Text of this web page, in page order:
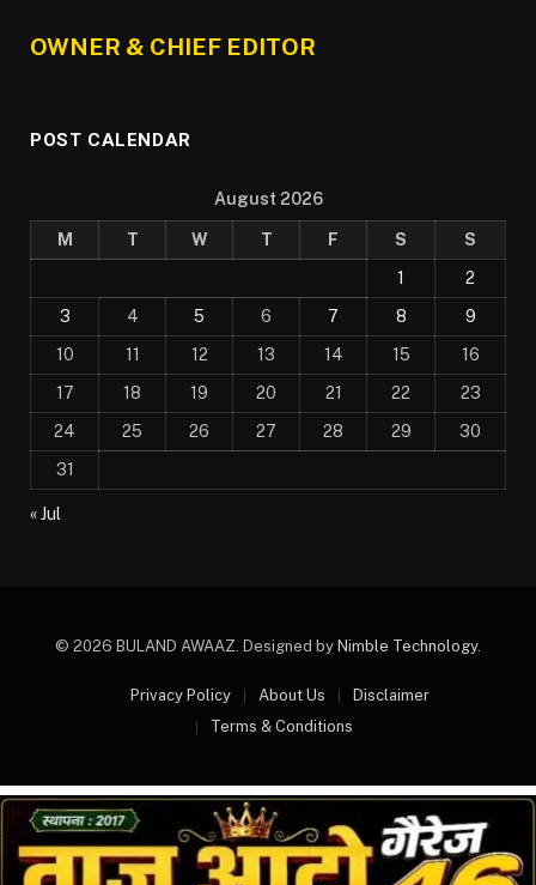
OWNER & CHIEF EDITOR
POST CALENDAR
August 2026
M T W T F S
S
1
2
3
4 5 6 7 8
9
10
11 12 13 14 15
16
17
18 19 20 21 22
23
24
25 26 27 28 29
30
31
« Jul
© 2026 BULAND AWAAZ. Designed by Nimble Technology.
Privacy Policy About Us
Disclaimer
Terms & Conditions